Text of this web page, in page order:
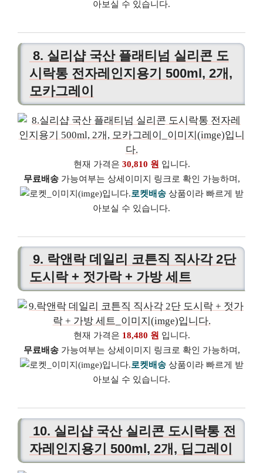
아보실 수 있습니다.
8. 실리샵 국산 플래티넘 실리콘 도
시락통 전자레인지용기 500ml, 2개,
모카그레이
현재 가격은 30,810 원 입니다.
무료배송가능여부는 상세이미지 링크로 확인 가능하며,
로켓배송상품이라 빠르게 받
아보실 수 있습니다.
9. 락앤락 데일리 코튼직 직사각 2단
도시락 + 젓가락 + 가방 세트
현재 가격은 18,480 원 입니다.
무료배송가능여부는 상세이미지 링크로 확인 가능하며,
로켓배송상품이라 빠르게 받
아보실 수 있습니다.
10. 실리샵 국산 실리콘 도시락통 전
자레인지용기 500ml, 2개, 딥그레이